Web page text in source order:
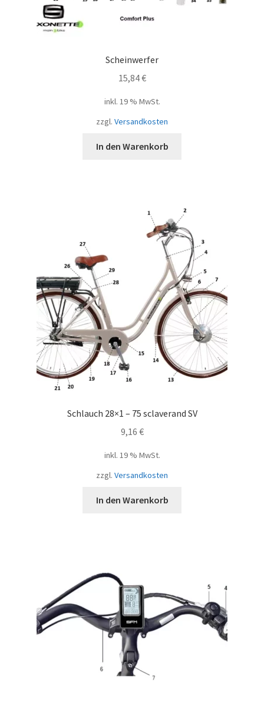
Scheinwerfer
15,84€
inkl. 19 % MwSt.
zzgl. Versandkosten
In den Warenkorb
Schlauch 28×1 – 75 sclaverand SV
9,16 €
inkl. 19 % MwSt.
zzgl. Versandkosten
In den Warenkorb